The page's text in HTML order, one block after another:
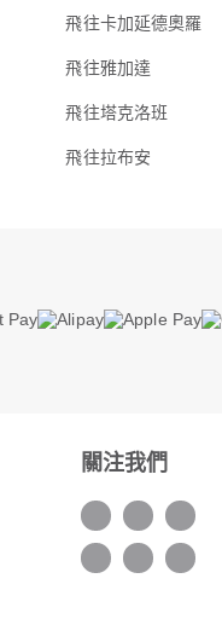
飛往卡加延德奧羅
飛往雅加達
飛往塔克洛班
飛往拉布安
關注我們